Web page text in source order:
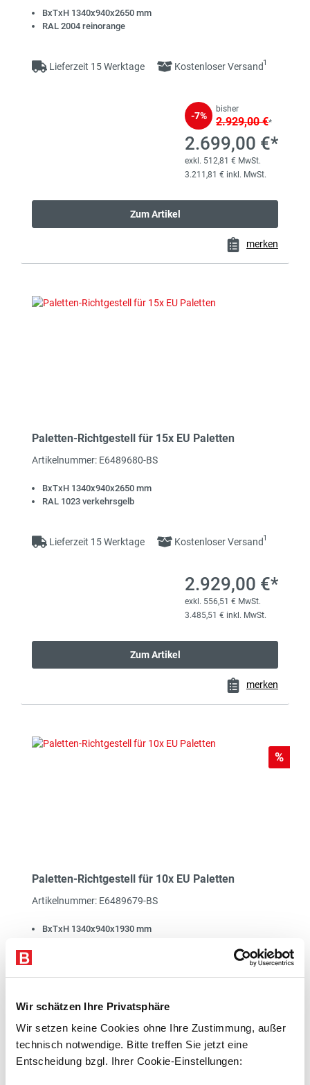
Wir schätzen Ihre Privatsphäre
Wir setzen keine Cookies ohne Ihre Zustimmung, außer
technisch notwendige. Bitte treffen Sie jetzt eine
Entscheidung bzgl. Ihrer Cookie-Einstellungen:
BxTxH 1340x940x2650 mm
RAL 2004 reinorange
Lieferzeit 15 Werktage Kostenloser Versand1
-7%
bisher
2.929,00 €*
2.699,00 €*
exkl. 512,81 € MwSt.
3.211,81 € inkl. MwSt.
Zum Artikel
merken
Paletten-Richtgestell für 15x EU Paletten
Artikelnummer: E6489680-BS
BxTxH 1340x940x2650 mm
RAL 1023 verkehrsgelb
Lieferzeit 15 Werktage Kostenloser Versand1
2.929,00 €*
exkl. 556,51 € MwSt.
3.485,51 € inkl. MwSt.
Zum Artikel
merken
Rabatt
%
Paletten-Richtgestell für 10x EU Paletten
Artikelnummer: E6489679-BS
BxTxH 1340x940x1930 mm
1
-6%
bisher
2.349,00 €
2.199,00 €*